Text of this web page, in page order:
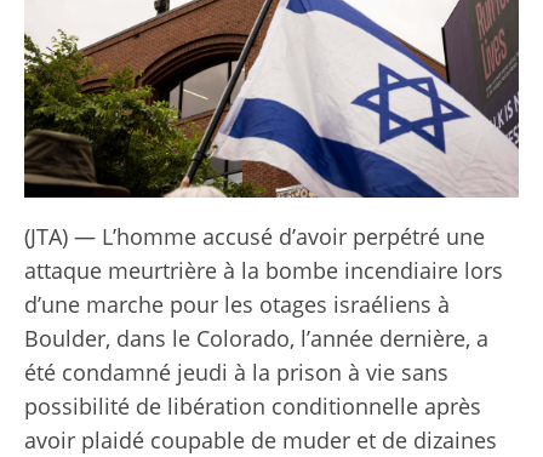
(JTA) — L’homme accusé d’avoir perpétré une
attaque meurtrière à la bombe incendiaire lors
d’une marche pour les otages israéliens à
Boulder, dans le Colorado, l’année dernière, a
été condamné jeudi à la prison à vie sans
possibilité de libération conditionnelle après
avoir plaidé coupable de muder et de dizaines